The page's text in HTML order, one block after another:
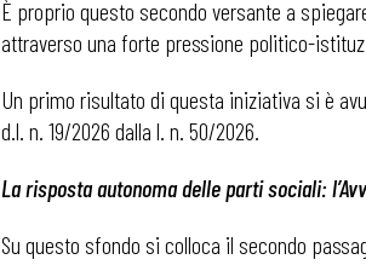
Eventi
Chi
È proprio questo secondo versante a
attraverso una forte pressione politico-
Un primo risultato di questa iniziativa si è
d.l. n. 19/2026 dalla l. n. 50/2026.
La risposta autonoma delle parti sociali:
Su questo sfondo si colloca il secondo